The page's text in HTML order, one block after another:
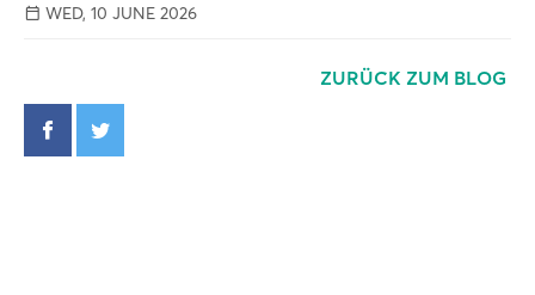
WED, 10 JUNE 2026
ZURÜCK ZUM BLOG